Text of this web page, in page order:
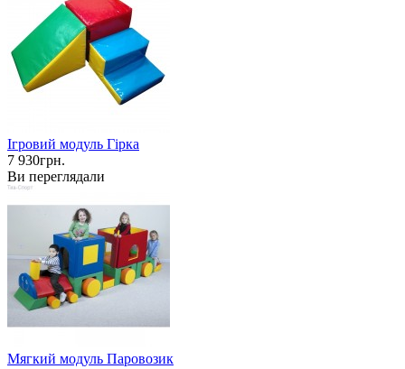
Ігровий модуль Гірка
7 930грн.
Ви переглядали
Мягкий модуль Паровозик